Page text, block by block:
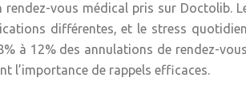
vous médical pris sur Doctolib.
différentes, et le stress
à 12% des annulations de rendez-
l’importance de rappels efficaces.